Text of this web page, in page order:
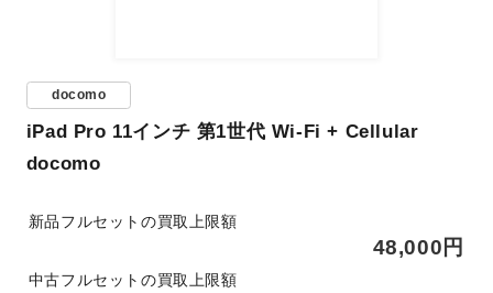
docomo
iPad Pro 11インチ 第1世代 Wi-Fi + Cellular
docomo
新品フルセットの買取上限額
48,000円
中古フルセットの買取上限額